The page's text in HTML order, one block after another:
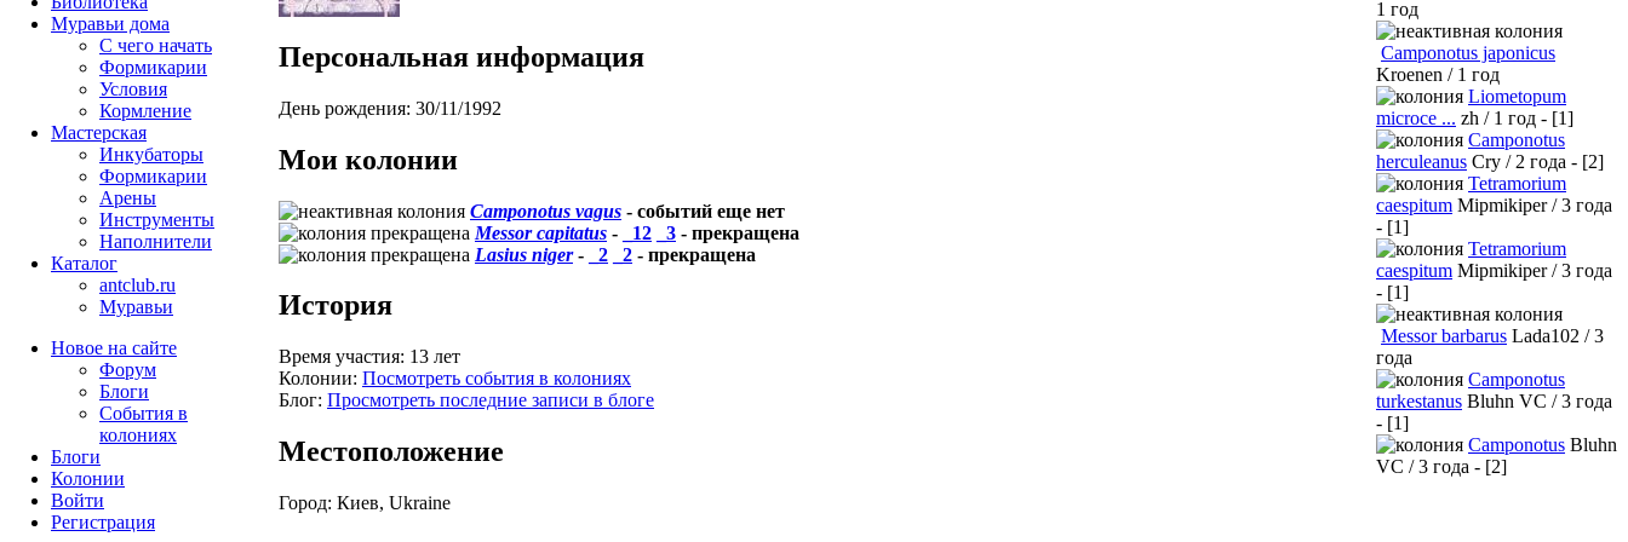
Персональная информация
День рождения: 30/11/1992
Мои колонии
Camponotus vagus - событий еще нет
Messor capitatus - _12 _3 - прекращена
Lasius niger- _2 _2 - прекращена
История
Время участия: 13 лет
Колонии: Посмотреть события в колониях
Блог: Просмотреть последние записи в блоге
Местоположение
Город: Киев, Ukraine
Муравьи дома
С чего начать
Формикарии
Условия
Кормление
Мастерская
Инкубаторы
Формикарии
Арены
Инструменты
Наполнители
Каталог
antclub.ru
Муравьи
Новое на сайте
Форум
Блоги
События в
колониях
Блоги
Колонии
Войти
Peгиcтpaция
1 год
Camponotus japonicus
Kroenen / 1 год
Liometopum
microce ... zh / 1 год - [1]
Camponotus
herculeanus Cry / 2 года - [2]
Tetramorium
caespitum Mipmikiper / 3 года
- [1]
Tetramorium
caespitum Mipmikiper / 3 года
- [1]
Messor barbarus Lada102 / 3
года
Camponotus
turkestanus Bluhn VC / 3 года
- [1]
Camponotus Bluhn
VC / 3 года - [2]